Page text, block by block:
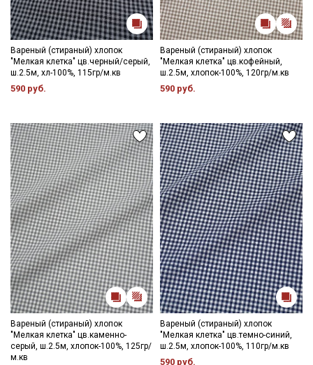
Вареный (стираный) хлопок
"Мелкая клетка" цв.черный/серый,
ш.2.5м, хл-100%, 115гр/м.кв
590 руб.
Вареный (стираный) хлопок
"Мелкая клетка" цв.кофейный,
ш.2.5м, хлопок-100%, 120гр/м.кв
590 руб.
Вареный (стираный) хлопок
"Мелкая клетка" цв.каменно-
серый, ш.2.5м, хлопок-100%, 125гр/
м.кв
Вареный (стираный) хлопок
"Мелкая клетка" цв.темно-синий,
ш.2.5м, хлопок-100%, 110гр/м.кв
590 руб.
Секретная рассылка от Купава
Мы публикуем здесь дополнительные
промокоды и скидки до 30% на узкие